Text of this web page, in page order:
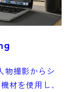
撮影からシ
材を使用し、